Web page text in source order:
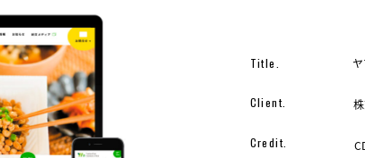
Title.
Client.
Credit.